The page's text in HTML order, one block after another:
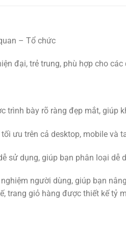
– Tổ chức
đại, trẻ trung, phù hợp cho
trình bày rõ ràng đẹp mắt, giúp
ưu trên cả desktop, mobile và
sử dụng, giúp bạn phân loại dễ
người dùng, giúp bạn
trang giỏ hàng được thiết kế tỷ